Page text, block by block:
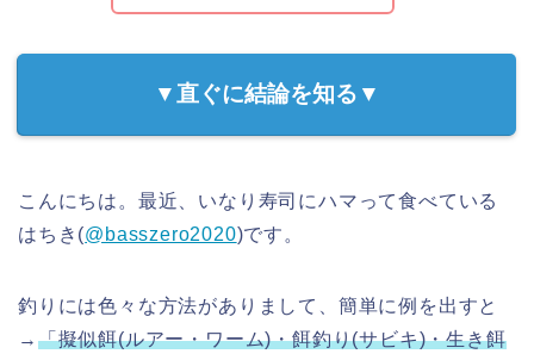
▼直ぐに結論を知る▼
こんにちは。最近、いなり寿司にハマって食べている
はちき(@basszero2020)です。
釣りには色々な方法がありまして、簡単に例を出すと
→ 「擬似餌(ルアー・ワーム)・餌釣り(サビキ)・生き餌